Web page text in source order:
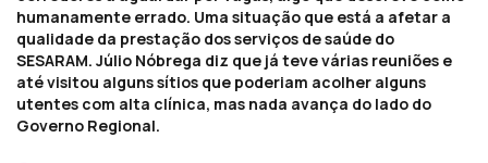
humanamente errado. Uma situação que está a afetar a
qualidade da prestação dos serviços de saúde do
SESARAM. Júlio Nóbrega diz que já teve várias reuniões e
até visitou alguns sítios que poderiam acolher alguns
utentes com alta clínica, mas nada avança do lado do
Governo Regional.